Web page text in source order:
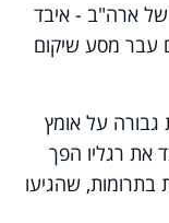
של ארה"ב - איבד
עבר מסע שיקום
גבורה על אומץ
את רגליו הפך
בתרומות, שהגיעו